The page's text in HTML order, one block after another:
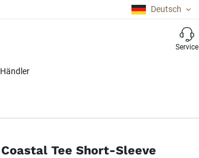
Deutsch
Service
Händler
Coastal Tee Short-Sleeve